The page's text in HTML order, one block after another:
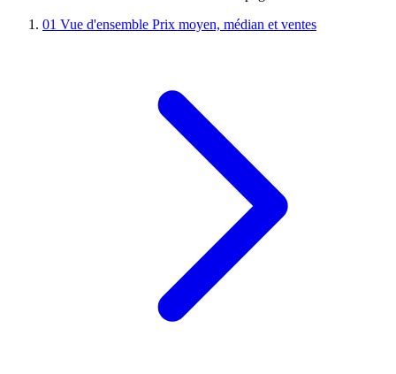
01 Vue d'ensemble Prix moyen, médian et ventes